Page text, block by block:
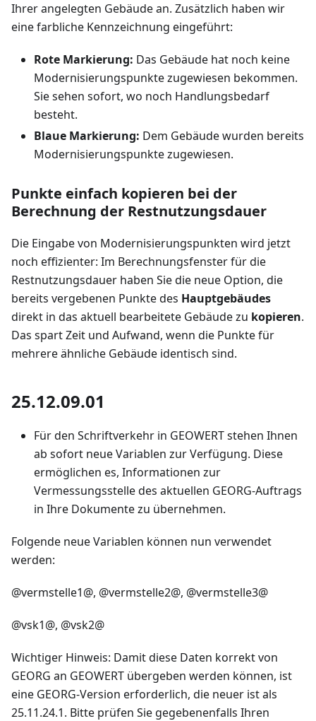
Ihrer angelegten Gebäude an. Zusätzlich haben wir
eine farbliche Kennzeichnung eingeführt:
Rote Markierung: Das Gebäude hat noch keine
Modernisierungspunkte zugewiesen bekommen.
Sie sehen sofort, wo noch Handlungsbedarf
besteht.
Blaue Markierung: Dem Gebäude wurden bereits
Modernisierungspunkte zugewiesen.
Punkte einfach kopieren bei der
Berechnung der Restnutzungsdauer
Die Eingabe von Modernisierungspunkten wird jetzt
noch effizienter: Im Berechnungsfenster für die
Restnutzungsdauer haben Sie die neue Option, die
bereits vergebenen Punkte des Hauptgebäudes
direkt in das aktuell bearbeitete Gebäude zu kopieren.
Das spart Zeit und Aufwand, wenn die Punkte für
mehrere ähnliche Gebäude identisch sind.
25.12.09.01
Für den Schriftverkehr in GEOWERT stehen Ihnen
ab sofort neue Variablen zur Verfügung. Diese
ermöglichen es, Informationen zur
Vermessungsstelle des aktuellen GEORG-Auftrags
in Ihre Dokumente zu übernehmen.
Folgende neue Variablen können nun verwendet
werden:
@vermstelle1@, @vermstelle2@, @vermstelle3@
@vsk1@, @vsk2@
Wichtiger Hinweis: Damit diese Daten korrekt von
GEORG an GEOWERT übergeben werden können, ist
eine GEORG-Version erforderlich, die neuer ist als
25.11.24.1. Bitte prüfen Sie gegebenenfalls Ihren